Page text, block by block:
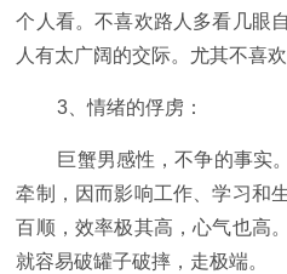
个人看。不喜欢路人多看几眼
人有太广阔的交际。尤其不喜
3、情绪的俘虏：
巨蟹男感性，不争的事实
牵制，因而影响工作、学习和
百顺，效率极其高，心气也高
就容易破罐子破摔，走极端。